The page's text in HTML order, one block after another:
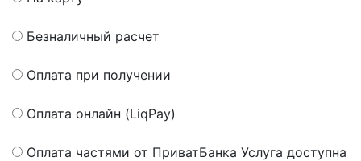
Безналичный расчет
Оплата при получении
Оплата онлайн (LiqPay)
Оплата частями от ПриватБанка Услуга доступна